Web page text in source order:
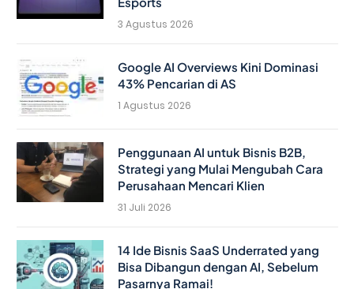
3 Agustus 2026
Google AI Overviews Kini Dominasi
43% Pencarian di AS
1 Agustus 2026
Penggunaan AI untuk Bisnis B2B,
Strategi yang Mulai Mengubah Cara
Perusahaan Mencari Klien
31 Juli 2026
14 Ide Bisnis SaaS Underrated yang
Bisa Dibangun dengan AI, Sebelum
Pasarnya Ramai!